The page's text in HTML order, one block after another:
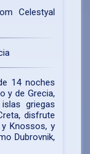
Celestyal
14 noches
y de Grecia,
griegas
disfrute
Knossos, y
Dubrovnik,